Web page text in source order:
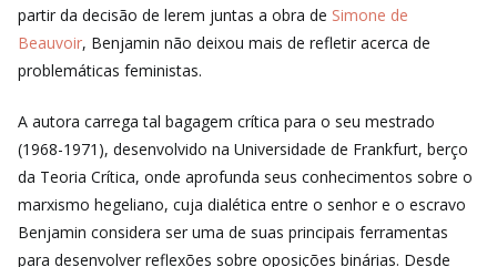
partir da decisão de lerem juntas a obra de Simone de
Beauvoir, Benjamin não deixou mais de refletir acerca de
problemáticas feministas.
A autora carrega tal bagagem crítica para o seu mestrado
(1968-1971), desenvolvido na Universidade de Frankfurt, berço
da Teoria Crítica, onde aprofunda seus conhecimentos sobre o
marxismo hegeliano, cuja dialética entre o senhor e o escravo
Benjamin considera ser uma de suas principais ferramentas
para desenvolver reflexões sobre oposições binárias. Desde